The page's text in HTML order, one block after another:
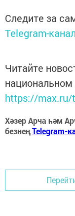
Следите за
Telegram-
Читайте
https://max.ru/
Хәзер Арча һәм
безнеңTelegram-